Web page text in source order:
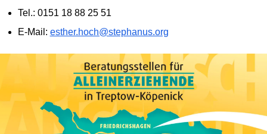
Tel.: 0151 18 88 25 51
E-Mail: esther.hoch@stephanus.org